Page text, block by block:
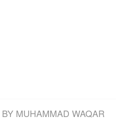
BY MUHAMMAD WAQAR